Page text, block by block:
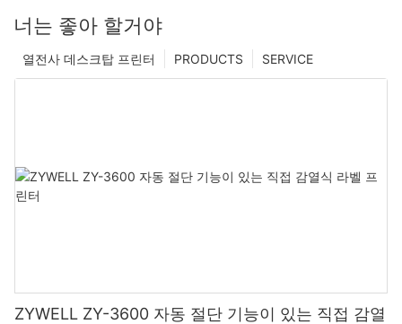
너는 좋아 할거야
SERVICE
PRODUCTS
열전사 데스크탑 프린터
ZYWELL ZY-3600 자동 절단 기능이 있는 직접 감열